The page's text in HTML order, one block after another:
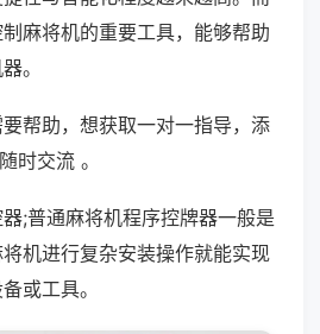
麻将机的重要工具，能够帮助
。
帮助，想获取一对一指导，添
时交流 。
;普通麻将机程序控牌器一般是
机进行复杂安装操作就能实现
或工具。